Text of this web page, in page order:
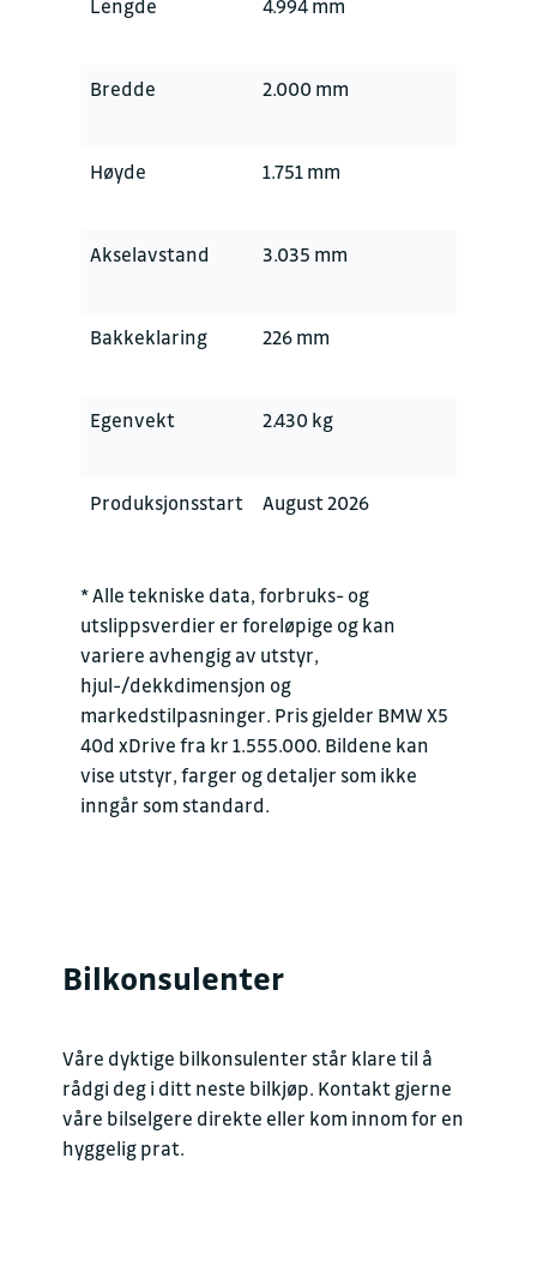
Lengde 4.994 mm
Bredde 2.000 mm
Høyde 1.751 mm
Akselavstand 3.035 mm
Bakkeklaring 226 mm
Egenvekt 2.430 kg
Produksjonsstart August 2026
* Alle tekniske data, forbruks- og
utslippsverdier er foreløpige og kan
variere avhengig av utstyr,
hjul-/dekkdimensjon og
markedstilpasninger. Pris gjelder BMW X5
40d xDrive fra kr 1.555.000. Bildene kan
vise utstyr, farger og detaljer som ikke
inngår som standard.
Bilkonsulenter
Våre dyktige bilkonsulenter står klare til å
rådgi deg i ditt neste bilkjøp. Kontakt gjerne
våre bilselgere direkte eller kom innom for en
hyggelig prat.